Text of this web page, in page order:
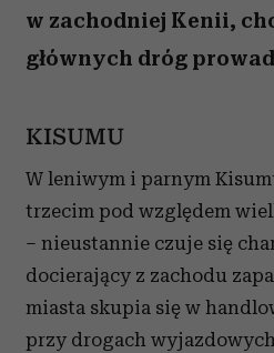
w zachodniej Kenii,
głównych dróg
KISUMU
W leniwym i parnym
trzecim pod względem
– nieustannie czuje się
docierający z zachodu
miasta skupia się w
przy drogach